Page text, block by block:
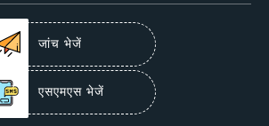
जांच भेजें
एसएमएस भेजें